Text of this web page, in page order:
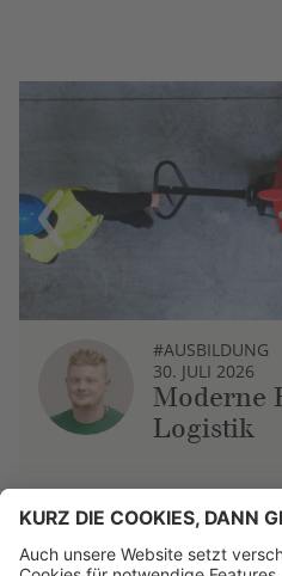
Previous
#AUSBILDUNG
30. JULI 2026
Moderne
Logistik